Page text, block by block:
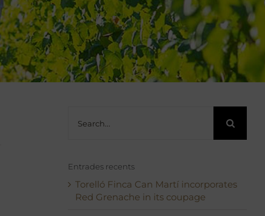
for:
Entrades recents
Torelló Finca Can Martí incorporates
Red Grenache in its coupage